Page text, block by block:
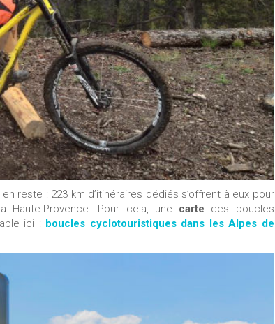
reste : 223 km d’itinéraires dédiés s’offrent à eux pour
Haute-Provence. Pour cela, une carte des boucles
ici : boucles cyclotouristiques dans les Alpes de